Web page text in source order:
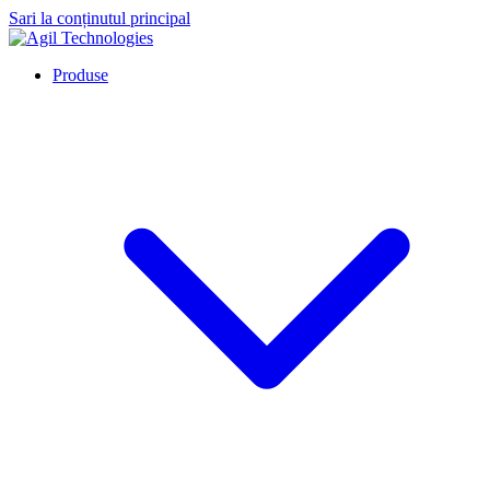
Sari la conținutul principal
Produse